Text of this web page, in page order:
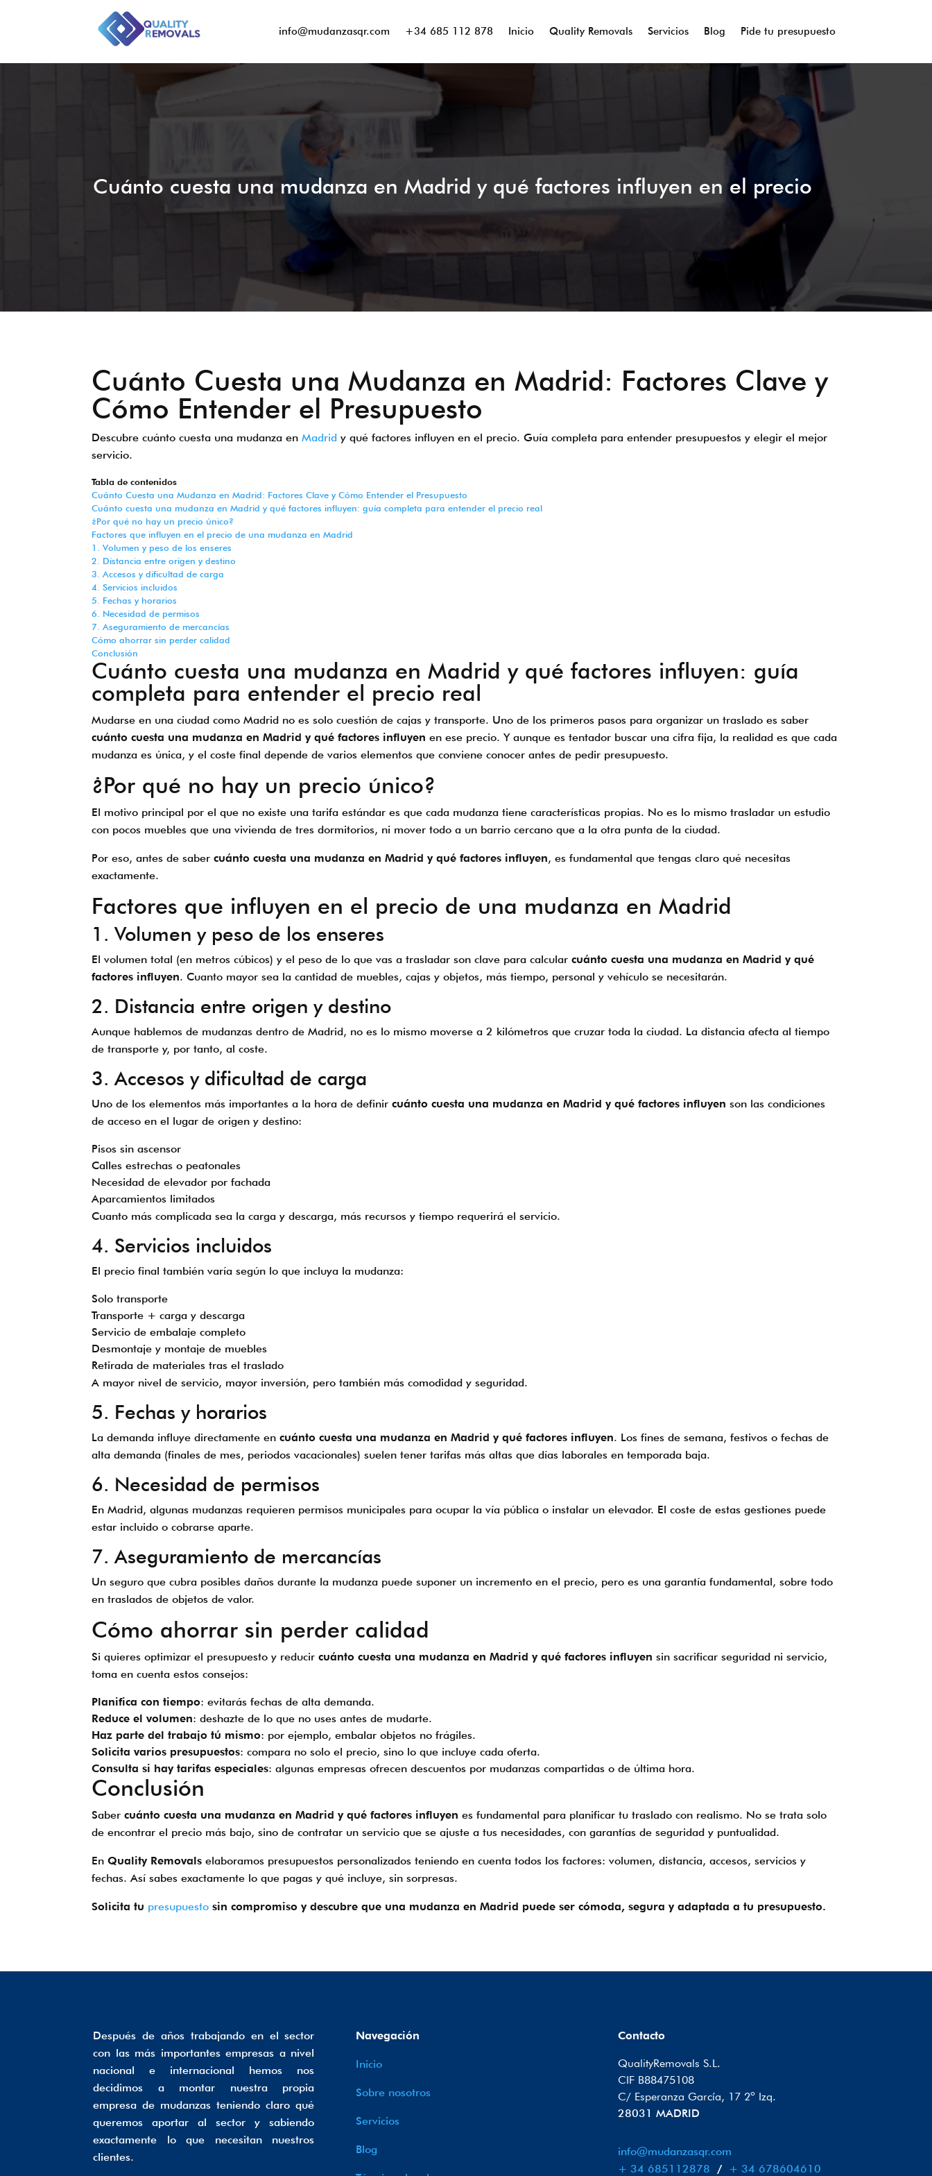
info@mudanzasqr.com +34 685 112 878 Inicio Quality Removals Servicios Blog Pide tu presupuesto
Cuánto cuesta una mudanza en Madrid y qué factores influyen en el precio
Cuánto Cuesta una Mudanza en Madrid: Factores Clave y
Cómo Entender el Presupuesto
Descubre cuánto cuesta una mudanza en Madrid y qué factores influyen en el precio. Guía completa para entender presupuestos y elegir el mejor
servicio.
Tabla de contenidos
Cuánto Cuesta una Mudanza en Madrid: Factores Clave y Cómo Entender el Presupuesto
Cuánto cuesta una mudanza en Madrid y qué factores influyen: guía completa para entender el precio real
¿Por qué no hay un precio único?
Factores que influyen en el precio de una mudanza en Madrid
1. Volumen y peso de los enseres
2. Distancia entre origen y destino
3. Accesos y dificultad de carga
4. Servicios incluidos
5. Fechas y horarios
6. Necesidad de permisos
7. Aseguramiento de mercancías
Cómo ahorrar sin perder calidad
Conclusión
Cuánto cuesta una mudanza en Madrid y qué factores influyen: guía
completa para entender el precio real
Mudarse en una ciudad como Madrid no es solo cuestión de cajas y transporte. Uno de los primeros pasos para organizar un traslado es saber
cuánto cuesta una mudanza en Madrid y qué factores influyen en ese precio. Y aunque es tentador buscar una cifra fija, la realidad es que cada
mudanza es única, y el coste final depende de varios elementos que conviene conocer antes de pedir presupuesto.
¿Por qué no hay un precio único?
El motivo principal por el que no existe una tarifa estándar es que cada mudanza tiene características propias. No es lo mismo trasladar un estudio
con pocos muebles que una vivienda de tres dormitorios, ni mover todo a un barrio cercano que a la otra punta de la ciudad.
Por eso, antes de saber cuánto cuesta una mudanza en Madrid y qué factores influyen, es fundamental que tengas claro qué necesitas
exactamente.
Factores que influyen en el precio de una mudanza en Madrid
1. Volumen y peso de los enseres
El volumen total (en metros cúbicos) y el peso de lo que vas a trasladar son clave para calcular cuánto cuesta una mudanza en Madrid y qué
factores influyen. Cuanto mayor sea la cantidad de muebles, cajas y objetos, más tiempo, personal y vehículo se necesitarán.
2. Distancia entre origen y destino
Aunque hablemos de mudanzas dentro de Madrid, no es lo mismo moverse a 2 kilómetros que cruzar toda la ciudad. La distancia afecta al tiempo
de transporte y, por tanto, al coste.
3. Accesos y dificultad de carga
Uno de los elementos más importantes a la hora de definir cuánto cuesta una mudanza en Madrid y qué factores influyen son las condiciones
de acceso en el lugar de origen y destino:
Pisos sin ascensor
Calles estrechas o peatonales
Necesidad de elevador por fachada
Aparcamientos limitados
Cuanto más complicada sea la carga y descarga, más recursos y tiempo requerirá el servicio.
4. Servicios incluidos
El precio final también varía según lo que incluya la mudanza:
Solo transporte
Transporte + carga y descarga
Servicio de embalaje completo
Desmontaje y montaje de muebles
Retirada de materiales tras el traslado
A mayor nivel de servicio, mayor inversión, pero también más comodidad y seguridad.
5. Fechas y horarios
La demanda influye directamente en cuánto cuesta una mudanza en Madrid y qué factores influyen. Los fines de semana, festivos o fechas de
alta demanda (finales de mes, periodos vacacionales) suelen tener tarifas más altas que días laborales en temporada baja.
6. Necesidad de permisos
En Madrid, algunas mudanzas requieren permisos municipales para ocupar la vía pública o instalar un elevador. El coste de estas gestiones puede
estar incluido o cobrarse aparte.
7. Aseguramiento de mercancías
Un seguro que cubra posibles daños durante la mudanza puede suponer un incremento en el precio, pero es una garantía fundamental, sobre todo
en traslados de objetos de valor.
Cómo ahorrar sin perder calidad
Si quieres optimizar el presupuesto y reducir cuánto cuesta una mudanza en Madrid y qué factores influyen sin sacrificar seguridad ni servicio,
toma en cuenta estos consejos:
Planifica con tiempo: evitarás fechas de alta demanda.
Reduce el volumen: deshazte de lo que no uses antes de mudarte.
Haz parte del trabajo tú mismo: por ejemplo, embalar objetos no frágiles.
Solicita varios presupuestos: compara no solo el precio, sino lo que incluye cada oferta.
Consulta si hay tarifas especiales: algunas empresas ofrecen descuentos por mudanzas compartidas o de última hora.
Conclusión
Saber cuánto cuesta una mudanza en Madrid y qué factores influyen es fundamental para planificar tu traslado con realismo. No se trata solo
de encontrar el precio más bajo, sino de contratar un servicio que se ajuste a tus necesidades, con garantías de seguridad y puntualidad.
En Quality Removals elaboramos presupuestos personalizados teniendo en cuenta todos los factores: volumen, distancia, accesos, servicios y
fechas. Así sabes exactamente lo que pagas y qué incluye, sin sorpresas.
Solicita tu presupuesto sin compromiso y descubre que una mudanza en Madrid puede ser cómoda, segura y adaptada a tu presupuesto.
Después de años trabajando en el sector
con las más importantes empresas a nivel
nacional e internacional hemos nos
decidimos a montar nuestra propia
empresa de mudanzas teniendo claro qué
queremos aportar al sector y sabiendo
exactamente lo que necesitan nuestros
clientes.
Navegación
Inicio
Sobre nosotros
Servicios
Blog
Contacto
QualityRemovals S.L.
CIF B88475108
C/ Esperanza García, 17 2º Izq.
28031 MADRID
info@mudanzasqr.com
+ 34 685112878 / + 34 678604610